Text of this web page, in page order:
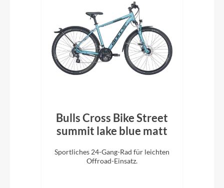
Bulls Cross Bike Street
summit lake blue matt
Sportliches 24-Gang-Rad für leichten
Offroad-Einsatz.